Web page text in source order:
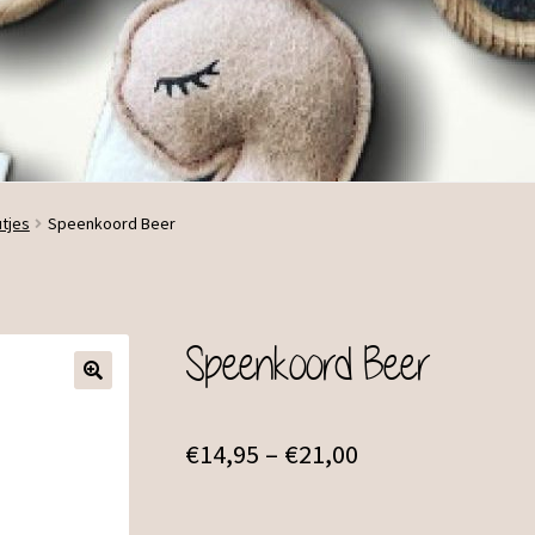
Speenkoord Beer
Speenkoord Beer
€14,95 – €21,00